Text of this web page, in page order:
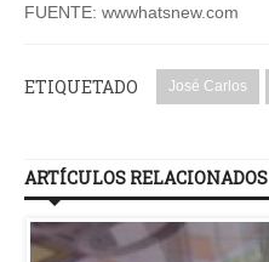
FUENTE: wwwhatsnew.com
ETIQUETADO José Carlos
ARTÍCULOS RELACIONADOS